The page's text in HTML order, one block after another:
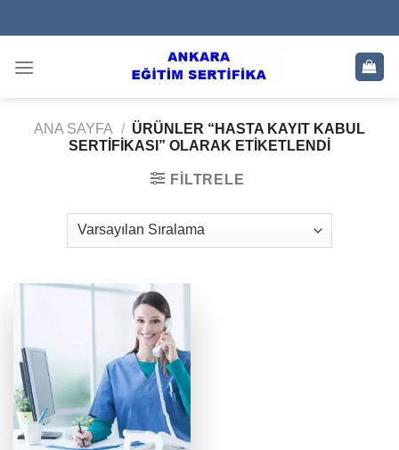
to
ANA SAYFA / ÜRÜNLER “HASTA KAYIT KABUL
SERTIFIKASI” OLARAK ETIKETLENDI
FILTRELE